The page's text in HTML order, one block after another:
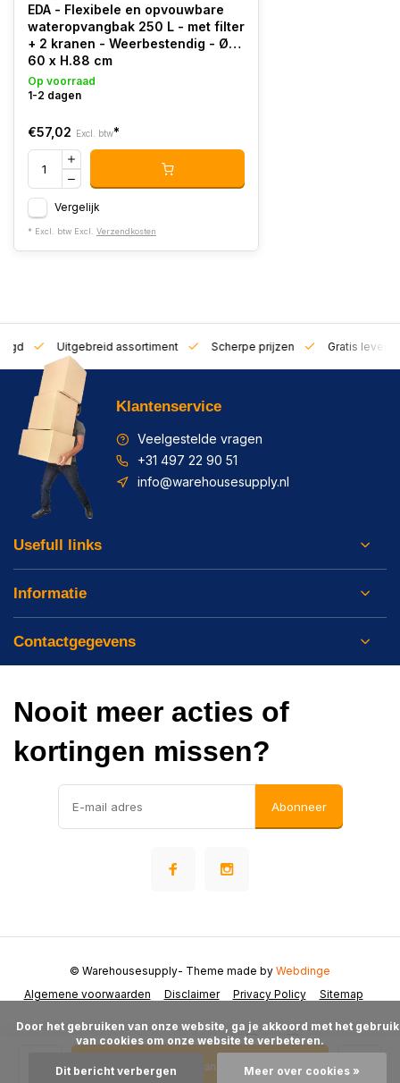
Toevoegen aan winkelwagen
EDA - Flexibele en opvouwbare
wateropvangbak 250 L - met filter
+ 2 kranen - Weerbestendig - Ø
60 x H.88 cm
Op voorraad
1-2 dagen
€57,02 Excl. btw*
Vergelijk
* Excl. btw Excl. Verzendkosten
Uitgebreid assortiment Scherpe prijzen Gratis
Klantenservice
Veelgestelde vragen
+31 497 22 90 51
info@warehousesupply.nl
Usefull links
Informatie
Contactgegevens
Nooit meer acties of
kortingen missen?
Abonneer
Algemene voorwaarden Disclaimer Privacy Policy Sitemap
© Warehousesupply- Theme made by Webdinge
van cookies om onze website te verbeteren.
Dit bericht verbergen Meer over cookies »